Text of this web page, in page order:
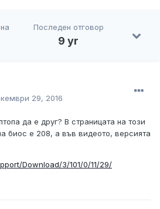
Последен отговор
9 yr
29, 2016
да е друг? В страницата на този
биос е 208, а във видеото, версията
Download/3/101/0/11/29/